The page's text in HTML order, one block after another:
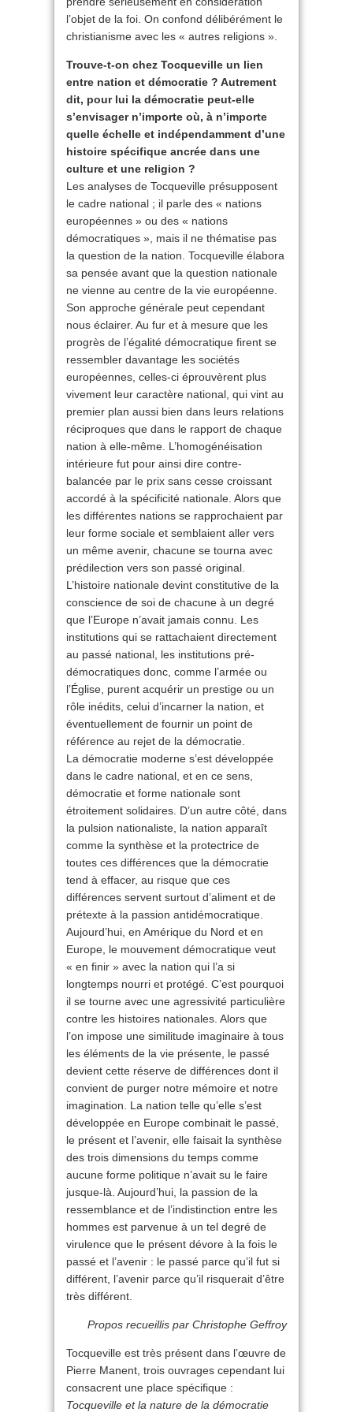
l’objet de la foi. On confond délibérément le
christianisme avec les « autres religions ».
Trouve-t-on chez Tocqueville un lien
entre nation et démocratie ? Autrement
dit, pour lui la démocratie peut-elle
s’envisager n’importe où, à n’importe
quelle échelle et indépendamment d’une
histoire spécifique ancrée dans une
culture et une religion ?
Les analyses de Tocqueville présupposent
le cadre national ; il parle des « nations
européennes » ou des « nations
démocratiques », mais il ne thématise pas
la question de la nation. Tocqueville élabora
sa pensée avant que la question nationale
ne vienne au centre de la vie européenne.
Son approche générale peut cependant
nous éclairer. Au fur et à mesure que les
progrès de l’égalité démocratique firent se
ressembler davantage les sociétés
européennes, celles-ci éprouvèrent plus
vivement leur caractère national, qui vint au
premier plan aussi bien dans leurs relations
réciproques que dans le rapport de chaque
nation à elle-même. L’homogénéisation
intérieure fut pour ainsi dire contre-
balancée par le prix sans cesse croissant
accordé à la spécificité nationale. Alors que
les différentes nations se rapprochaient par
leur forme sociale et semblaient aller vers
un même avenir, chacune se tourna avec
prédilection vers son passé original.
L’histoire nationale devint constitutive de la
conscience de soi de chacune à un degré
que l’Europe n’avait jamais connu. Les
institutions qui se rattachaient directement
au passé national, les institutions pré-
démocratiques donc, comme l’armée ou
l’Église, purent acquérir un prestige ou un
rôle inédits, celui d’incarner la nation, et
éventuellement de fournir un point de
référence au rejet de la démocratie.
La démocratie moderne s’est développée
dans le cadre national, et en ce sens,
démocratie et forme nationale sont
étroitement solidaires. D’un autre côté, dans
la pulsion nationaliste, la nation apparaît
comme la synthèse et la protectrice de
toutes ces différences que la démocratie
tend à effacer, au risque que ces
différences servent surtout d’aliment et de
prétexte à la passion antidémocratique.
Aujourd’hui, en Amérique du Nord et en
Europe, le mouvement démocratique veut
« en finir » avec la nation qui l’a si
longtemps nourri et protégé. C’est pourquoi
il se tourne avec une agressivité particulière
contre les histoires nationales. Alors que
l’on impose une similitude imaginaire à tous
les éléments de la vie présente, le passé
devient cette réserve de différences dont il
convient de purger notre mémoire et notre
imagination. La nation telle qu’elle s’est
développée en Europe combinait le passé,
le présent et l’avenir, elle faisait la synthèse
des trois dimensions du temps comme
aucune forme politique n’avait su le faire
jusque-là. Aujourd’hui, la passion de la
ressemblance et de l’indistinction entre les
hommes est parvenue à un tel degré de
virulence que le présent dévore à la fois le
passé et l’avenir : le passé parce qu’il fut si
différent, l’avenir parce qu’il risquerait d’être
très différent.
Propos recueillis par Christophe Geffroy
Tocqueville est très présent dans l’œuvre de
Pierre Manent, trois ouvrages cependant lui
consacrent une place spécifique :
Tocqueville et la nature de la démocratie